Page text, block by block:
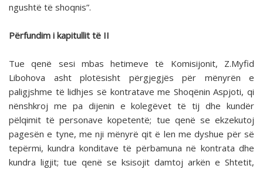
ngushtë të shoqnis”.
Përfundim i kapitullit të II
Tue qenë sesi mbas hetimeve të Komisijonit, Z.Myfid
Libohova asht plotësisht përgjegjës për mënyrën e
paligjshme të lidhjes së kontratave me Shoqënin Aspjoti, qi
nënshkroj me pa dijenin e kolegëvet të tij dhe kundër
pëlqimit të personave kopetentë; tue qenë se ekzekutoj
pagesën e tyne, me nji mënyrë qit ë len me dyshue për së
tepërmi, kundra konditave të përbamuna në kontrata dhe
kundra ligjit; tue qenë se ksisojit damtoj arkën e Shtetit,